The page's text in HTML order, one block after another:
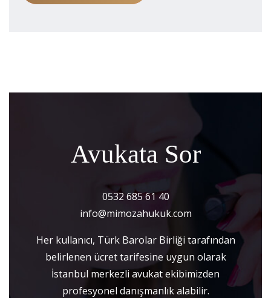
Avukata Sor
0532 685 61 40
info@mimozahukuk.com
Her kullanıcı, Türk Barolar Birliği tarafından
belirlenen ücret tarifesine uygun olarak
İstanbul merkezli avukat ekibimizden
profesyonel danışmanlık alabilir.